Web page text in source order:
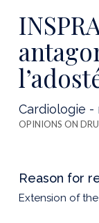
Cardiologie -
OPINIONS ON
Reason for
Extension of